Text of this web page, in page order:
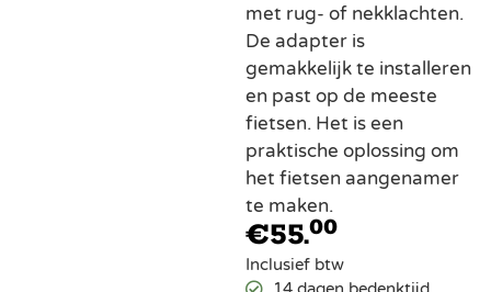
met rug- of nekklachten.
De adapter is
gemakkelijk te installeren
en past op de meeste
fietsen. Het is een
praktische oplossing om
het fietsen aangenamer
te maken.
€55.00
Inclusief btw